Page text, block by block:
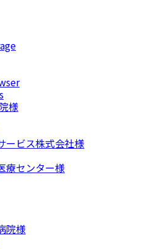
様
ービス株式会社様
療センター様
院様